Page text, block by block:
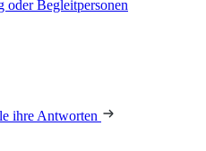
oder Begleitpersonen
ihre Antworten